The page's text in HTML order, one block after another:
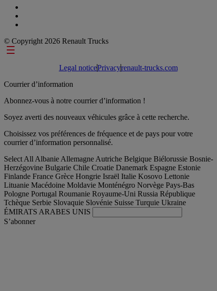
© Copyright 2026 Renault Trucks
Footer links
Legal noticePrivacyrenault-trucks.com
Courrier d’information
Abonnez-vous à notre courrier d’information !
Soyez averti des nouveaux véhicules grâce à cette recherche.
Choisissez vos préférences de fréquence et de pays pour votre
courrier d’information personnalisé.
Select All Albanie Allemagne Autriche Belgique Biélorussie Bosnie-
Herzégovine Bulgarie Chile Croatie Danemark Espagne Estonie
Finlande France Grèce Hongrie Israël Italie Kosovo Lettonie
Lituanie Macédoine Moldavie Monténégro Norvège Pays-Bas
Pologne Portugal Roumanie Royaume-Uni Russia République
Tchèque Serbie Slovaquie Slovénie Suisse Turquie Ukraine
ÉMIRATS ARABES UNIS
S’abonner